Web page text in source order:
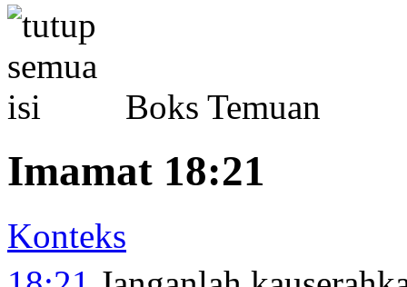
Boks Temuan
Imamat 18:21
Konteks